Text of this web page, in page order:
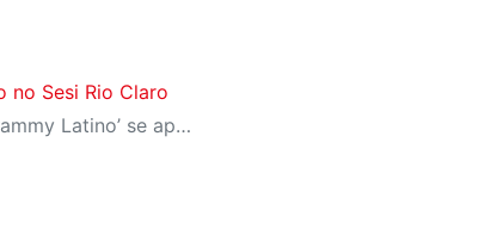
no Sesi Rio Claro
Ganhadora de dois prêmios ‘Grammy Latino’ se apresenta no dia 02/08; ingressos já podem ser reservados